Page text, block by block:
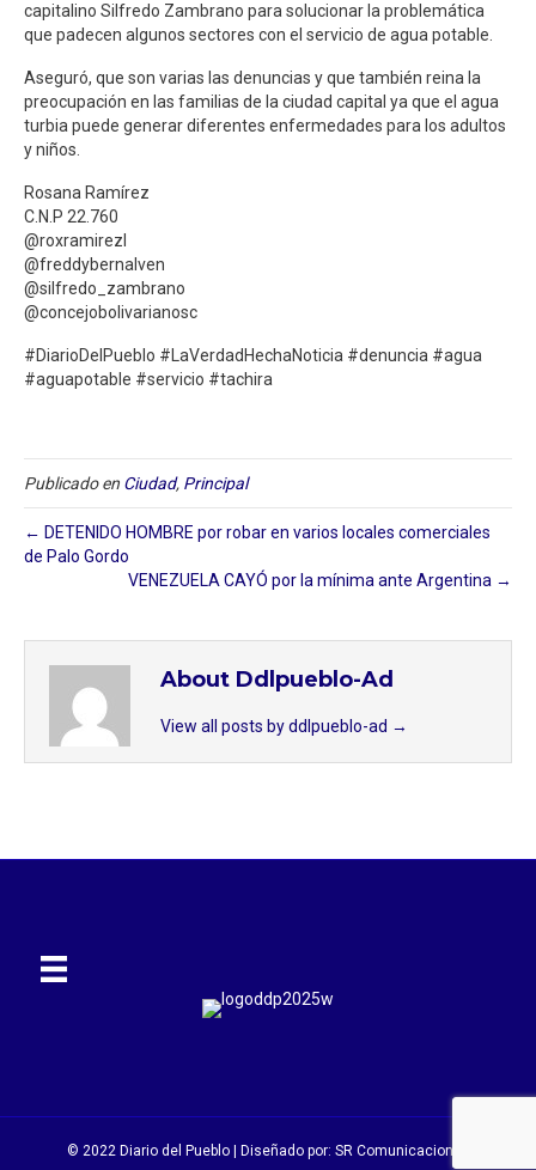
capitalino Silfredo Zambrano para solucionar la problemática
que padecen algunos sectores con el servicio de agua potable.
Aseguró, que son varias las denuncias y que también reina la
preocupación en las familias de la ciudad capital ya que el agua
turbia puede generar diferentes enfermedades para los adultos
y niños.
Rosana Ramírez
C.N.P 22.760
@roxramirezl
@freddybernalven
@silfredo_zambrano
@concejobolivarianosc
#DiarioDelPueblo #LaVerdadHechaNoticia #denuncia #agua
#aguapotable #servicio #tachira
Publicado en Ciudad, Principal
← DETENIDO HOMBRE por robar en varios locales comerciales
de Palo Gordo
VENEZUELA CAYÓ por la mínima ante Argentina →
About Ddlpueblo-Ad
View all posts by ddlpueblo-ad →
© 2022 Diario del Pueblo | Diseñado por: SR Comunicaciones